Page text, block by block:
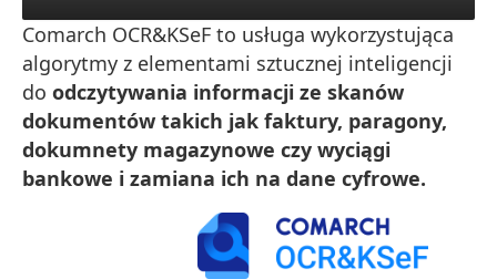
Comarch OCR&KSeF to usługa wykorzystująca
algorytmy z elementami sztucznej inteligencji
do odczytywania informacji ze skanów
dokumentów takich jak faktury, paragony,
dokumnety magazynowe czy wyciągi
bankowe i zamiana ich na dane cyfrowe.